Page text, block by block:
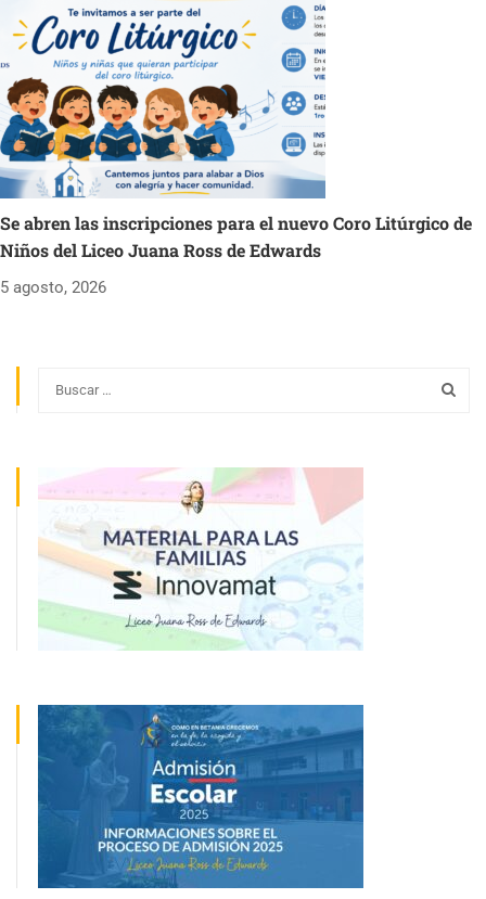
Se abren las inscripciones para el nuevo Coro Litúrgico de
Niños del Liceo Juana Ross de Edwards
5 agosto, 2026